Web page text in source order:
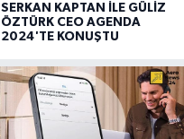
SERKAN KAPTAN İLE GÜLİZ
ÖZTÜRK CEO AGENDA
2024'TE KONUŞTU